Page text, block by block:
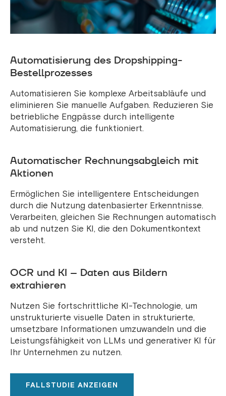
Automatisierung des Dropshipping-
Bestellprozesses
Automatisieren Sie komplexe Arbeitsabläufe und
eliminieren Sie manuelle Aufgaben. Reduzieren Sie
betriebliche Engpässe durch intelligente
Automatisierung, die funktioniert.
Automatischer Rechnungsabgleich mit
Aktionen
Ermöglichen Sie intelligentere Entscheidungen
durch die Nutzung datenbasierter Erkenntnisse.
Verarbeiten, gleichen Sie Rechnungen automatisch
ab und nutzen Sie KI, die den Dokumentkontext
versteht.
OCR und KI – Daten aus Bildern
extrahieren
Nutzen Sie fortschrittliche KI-Technologie, um
unstrukturierte visuelle Daten in strukturierte,
umsetzbare Informationen umzuwandeln und die
Leistungsfähigkeit von LLMs und generativer KI für
Ihr Unternehmen zu nutzen.
FALLSTUDIE ANZEIGEN